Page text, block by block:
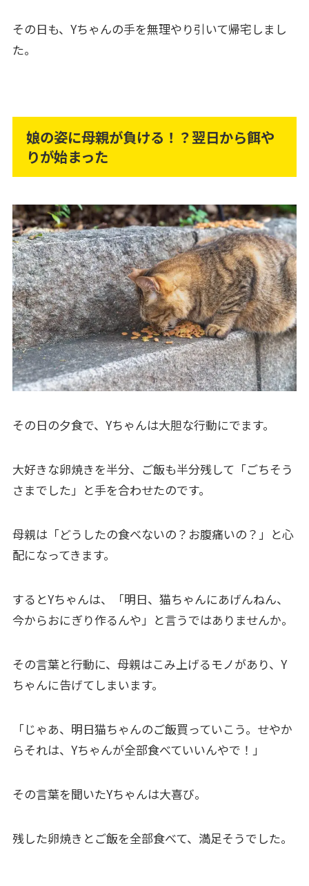
その日も、Yちゃんの手を無理やり引いて帰宅しまし
た。
娘の姿に母親が負ける！？翌日から餌や
りが始まった
その日の夕食で、Yちゃんは大胆な行動にでます。
大好きな卵焼きを半分、ご飯も半分残して「ごちそう
さまでした」と手を合わせたのです。
母親は「どうしたの食べないの？お腹痛いの？」と心
配になってきます。
するとYちゃんは、「明日、猫ちゃんにあげんねん、
今からおにぎり作るんや」と言うではありませんか。
その言葉と行動に、母親はこみ上げるモノがあり、Y
ちゃんに告げてしまいます。
「じゃあ、明日猫ちゃんのご飯買っていこう。せやか
らそれは、Yちゃんが全部食べていいんやで！」
その言葉を聞いたYちゃんは大喜び。
残した卵焼きとご飯を全部食べて、満足そうでした。